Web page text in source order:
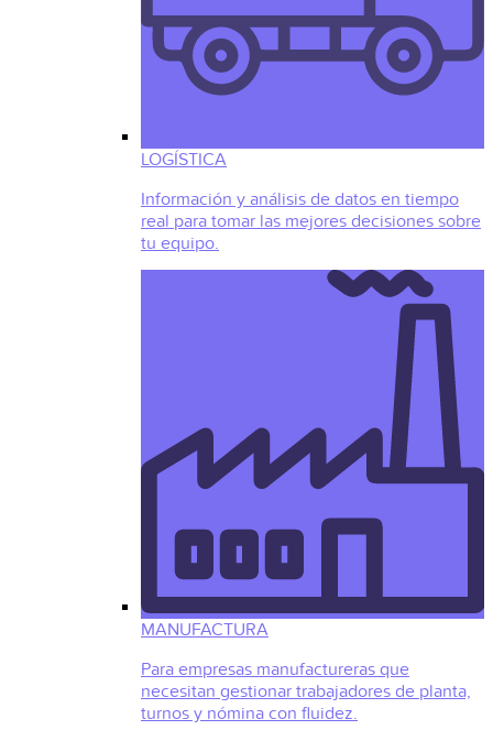
LOGÍSTICA
Información y análisis de datos en tiempo
real para tomar las mejores decisiones sobre
tu equipo.
MANUFACTURA
Para empresas manufactureras que
necesitan gestionar trabajadores de planta,
turnos y nómina con fluidez.